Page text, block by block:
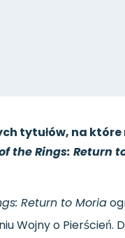
tytułów, na
the Rings: Return
Return to Moria
Wojny o